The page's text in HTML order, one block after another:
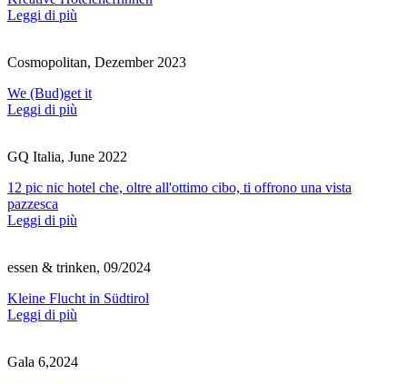
Leggi di più
Cosmopolitan, Dezember 2023
We (Bud)get it
Leggi di più
GQ Italia, June 2022
12 pic nic hotel che, oltre all'ottimo cibo, ti offrono una vista
pazzesca
Leggi di più
essen & trinken, 09/2024
Kleine Flucht in Südtirol
Leggi di più
Gala 6,2024